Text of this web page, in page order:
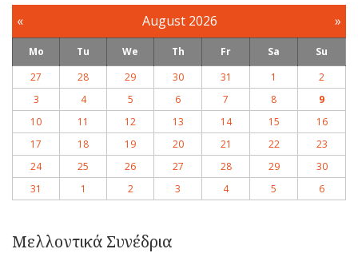
« August 2026 »
Mo Tu We Th Fr Sa
Su
27
28 29 30 31 1
2
3
4 5 6 7 8
9
10
11 12 13 14 15
16
17
18 19 20 21 22
23
24
25 26 27 28 29
30
31
1 2 3 4 5 6
Μελλοντικά Συνέδρια